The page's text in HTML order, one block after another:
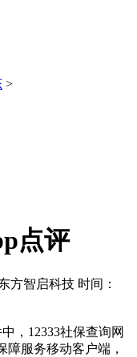
>
点评
方智启科技 时间：
，12333社保查询网
障服务移动客户端，